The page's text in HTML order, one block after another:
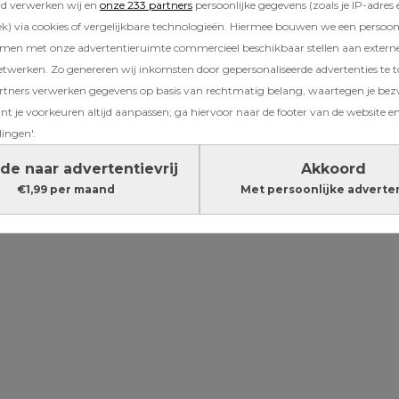
verwerken wij en onze 233 partners persoonlijke gegevens (zoals je IP-adres
via cookies of vergelijkbare technologieën. Hiermee bouwen we een
met onze advertentieruimte commercieel beschikbaar stellen aan
Zo genereren wij inkomsten door gepersonaliseerde advertenties te
verwerken gegevens op basis van rechtmatig belang, waartegen je
je voorkeuren altijd aanpassen; ga hiervoor naar de footer van de website
naar advertentievrij
€1,99 per maand
Akkoord
Met persoonlijke
verwarrend, het kan ook leiden tot allerlei
‘extra ouder’ is bijvoorbeeld niet altijd
en kan geen toestemming geven voor een
Ook heeft zo’n vader of moeder
en loopt het kind allerlei financiële
Lees verder onder de advertentie